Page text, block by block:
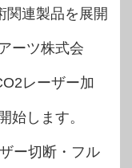
関連製品を展開
ーツ株式会
レーザー加
始します。
ー切断・フル